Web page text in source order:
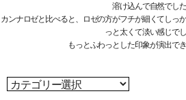
溶け込んで自然でした
カンナロゼと比べると、ロゼの方がフチが細くてしっ
っと太くて淡い感じでし
もっとふわっとした印象が演出で